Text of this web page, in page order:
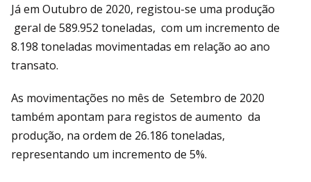
Já em Outubro de 2020, registou-se uma produção
geral de 589.952 toneladas, com um incremento de
8.198 toneladas movimentadas em relação ao ano
transato.
As movimentações no mês de Setembro de 2020
também apontam para registos de aumento da
produção, na ordem de 26.186 toneladas,
representando um incremento de 5%.